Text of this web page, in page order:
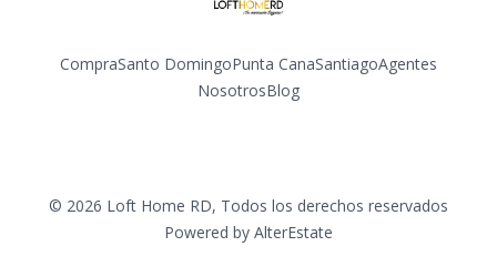
CompraSanto DomingoPunta CanaSantiagoAgentes
NosotrosBlog
© 2026 Loft Home RD, Todos los derechos reservados
Powered by AlterEstate